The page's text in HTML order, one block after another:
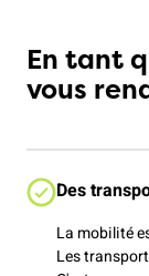
En tant
vous
Des
La mobilité
Les